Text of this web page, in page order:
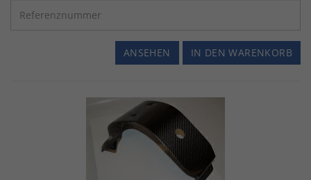
IN DEN WARENKORB
ANSEHEN